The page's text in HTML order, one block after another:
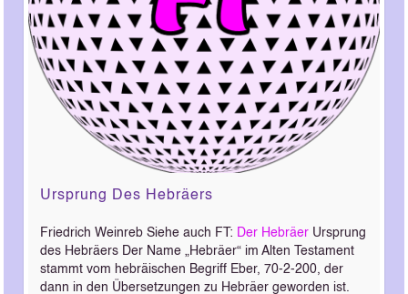
Ursprung Des Hebräers
Friedrich Weinreb Siehe auch FT: Der Hebräer Ursprung
des Hebräers Der Name „Hebräer“ im Alten Testament
stammt vom hebräischen Begriff Eber, 70-2-200, der
dann in den Übersetzungen zu Hebräer geworden ist.